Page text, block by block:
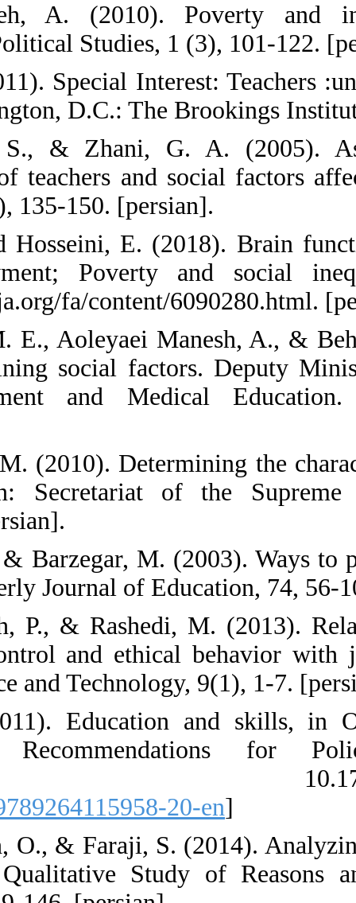
38.
globalization.
39. Moe, T.
Schools.
40. Moeidfar,
dissatisfaction
Sociology, 6
41.
and
http://
42. Motlagh,
and its
Health,
43. Movahedi,
culture.
44. Navidi, A.,
teachers.
45.
and external
Ethics in
46. OECD.
[DOI:10.1787/
47.
Dual Jobs: A